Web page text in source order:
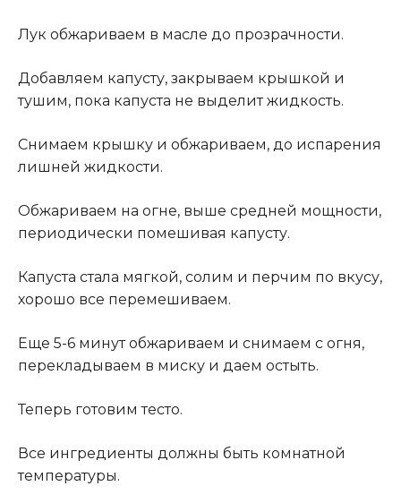
Лук обжариваем в масле до прозрачности.
Добавляем капусту, закрываем крышкой и
тушим, пока капуста не выделит жидкость.
Снимаем крышку и обжариваем, до испарения
лишней жидкости.
Обжариваем на огне, выше средней мощности,
периодически помешивая капусту.
Капуста стала мягкой, солим и перчим по вкусу,
хорошо все перемешиваем.
Еще 5-6 минут обжариваем и снимаем с огня,
перекладываем в миску и даем остыть.
Теперь готовим тесто.
Все ингредиенты должны быть комнатной
температуры.